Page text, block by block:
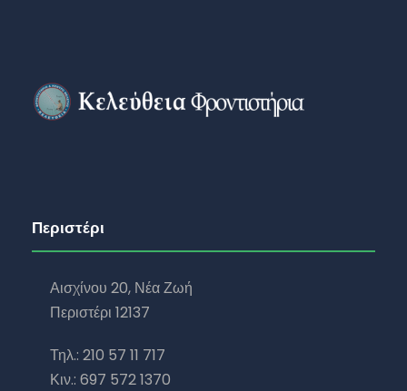
Περιστέρι
Αισχίνου 20, Νέα Ζωή
Περιστέρι 12137
Τηλ.: 210 57 11 717
Κιν.: 697 572 1370